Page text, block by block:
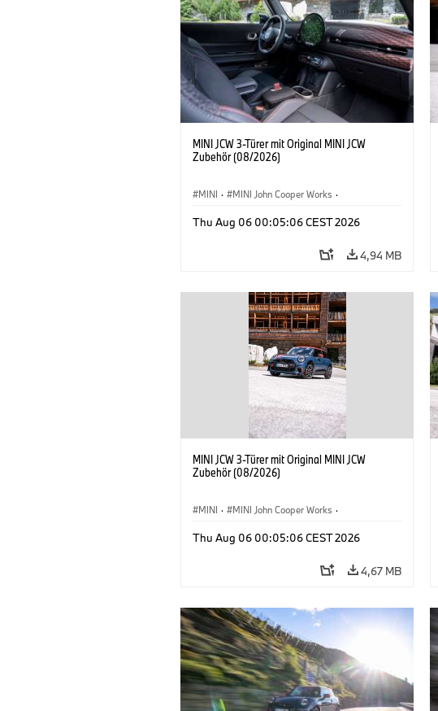
MINI JCW 3-Türer mit Original MINI JCW
Zubehör (08/2026)
MINI · MINI John Cooper Works ·
Sonderausstattungen, Zubehör
Thu Aug 06 00:05:06 CEST 2026
4,94 MB
MINI JCW 3-Türer mit Original MINI JCW
Zubehör (08/2026)
MINI · MINI John Cooper Works ·
Sonderausstattungen, Zubehör
Thu Aug 06 00:05:06 CEST 2026
4,67 MB